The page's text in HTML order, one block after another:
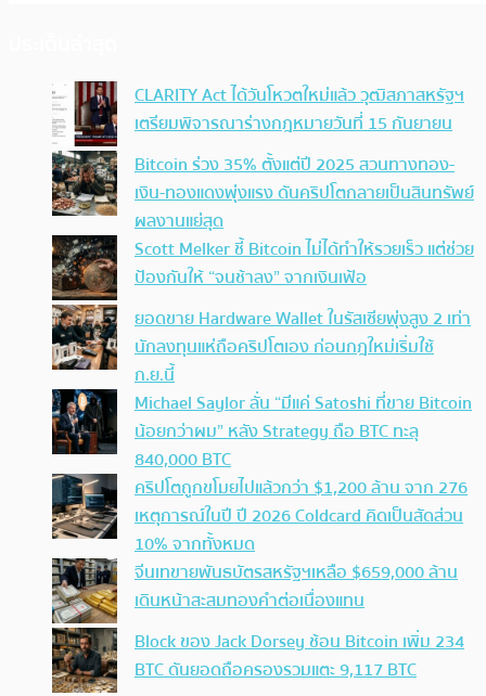
CLARITY Act ได้วันโหวตใหม่แล้ว วุฒิสภาสหรัฐฯ
เตรียมพิจารณาร่างกฎหมายวันที่ 15 กันยายน
Bitcoin ร่วง 35% ตั้งแต่ปี 2025 สวนทางทอง-
เงิน-ทองแดงพุ่งแรง ดันคริปโตกลายเป็นสินทรัพย์
ผลงานแย่สุด
Scott Melker ชี้ Bitcoin ไม่ได้ทำให้รวยเร็ว แต่ช่วย
ป้องกันให้ “จนช้าลง” จากเงินเฟ้อ
ยอดขาย Hardware Wallet ในรัสเซียพุ่งสูง 2 เท่า
นักลงทุนแห่ถือคริปโตเอง ก่อนกฎใหม่เริ่มใช้
ก.ย.นี้
Michael Saylor ลั่น “มีแค่ Satoshi ที่ขาย Bitcoin
น้อยกว่าผม” หลัง Strategy ถือ BTC ทะลุ
840,000 BTC
คริปโตถูกขโมยไปแล้วกว่า $1,200 ล้าน จาก 276
เหตุการณ์ในปี ปี 2026 Coldcard คิดเป็นสัดส่วน
10% จากทั้งหมด
จีนเทขายพันธบัตรสหรัฐฯเหลือ $659,000 ล้าน
เดินหน้าสะสมทองคำต่อเนื่องแทน
Block ของ Jack Dorsey ช้อน Bitcoin เพิ่ม 234
BTC ดันยอดถือครองรวมแตะ 9,117 BTC